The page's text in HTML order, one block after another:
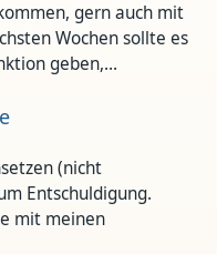
gern auch mit
Wochen sollte es
geben,…
(nicht
Entschuldigung.
mit meinen